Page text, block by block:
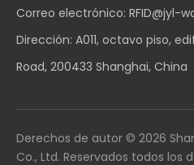
Correo electrónico: RFID@jyl-
Dirección: A011, octavo piso,
Road, 200433 Shanghai, China
Derechos de autor © 2026
Co., Ltd. Reservados todos los